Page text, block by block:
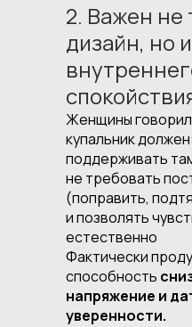
2. Важен не
дизайн, но
Женщины
купальник
поддерживать
не требовать
(поправить,
и позволять
естественно
Фактически
способность
напряжение и
уверенности.